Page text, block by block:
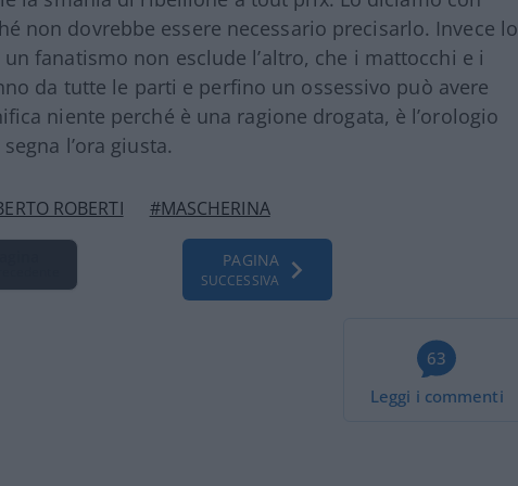
non dovrebbe essere necessario precisarlo. Invece lo
fanatismo non esclude l’altro, che i mattocchi e i
da tutte le parti e perfino un ossessivo può avere
niente perché è una ragione drogata, è l’orologio
l’ora giusta.
ROBERTI #MASCHERINA
PAGINA
SUCCESSIVA
63
Leggi i commenti